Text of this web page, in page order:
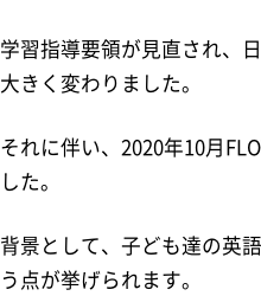
学習指導要領が見直され、
大きく変わりました。
それに伴い、2020年10月
した。
背景として、子ども達の英
う点が挙げられます。